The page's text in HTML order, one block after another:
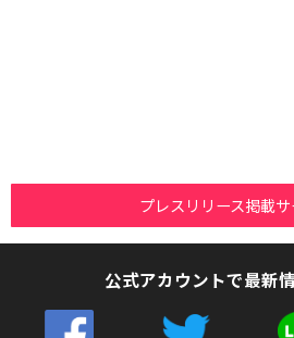
プレスリリース掲載
公式アカウントで最新